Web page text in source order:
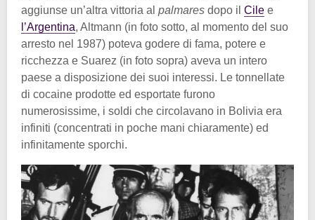
aggiunse un’altra vittoria al palmares dopo il Cile e
l’Argentina, Altmann (in foto sotto, al momento del suo
arresto nel 1987) poteva godere di fama, potere e
ricchezza e Suarez (in foto sopra) aveva un intero
paese a disposizione dei suoi interessi. Le tonnellate
di cocaine prodotte ed esportate furono
numerosissime, i soldi che circolavano in Bolivia era
infiniti (concentrati in poche mani chiaramente) ed
infinitamente sporchi.